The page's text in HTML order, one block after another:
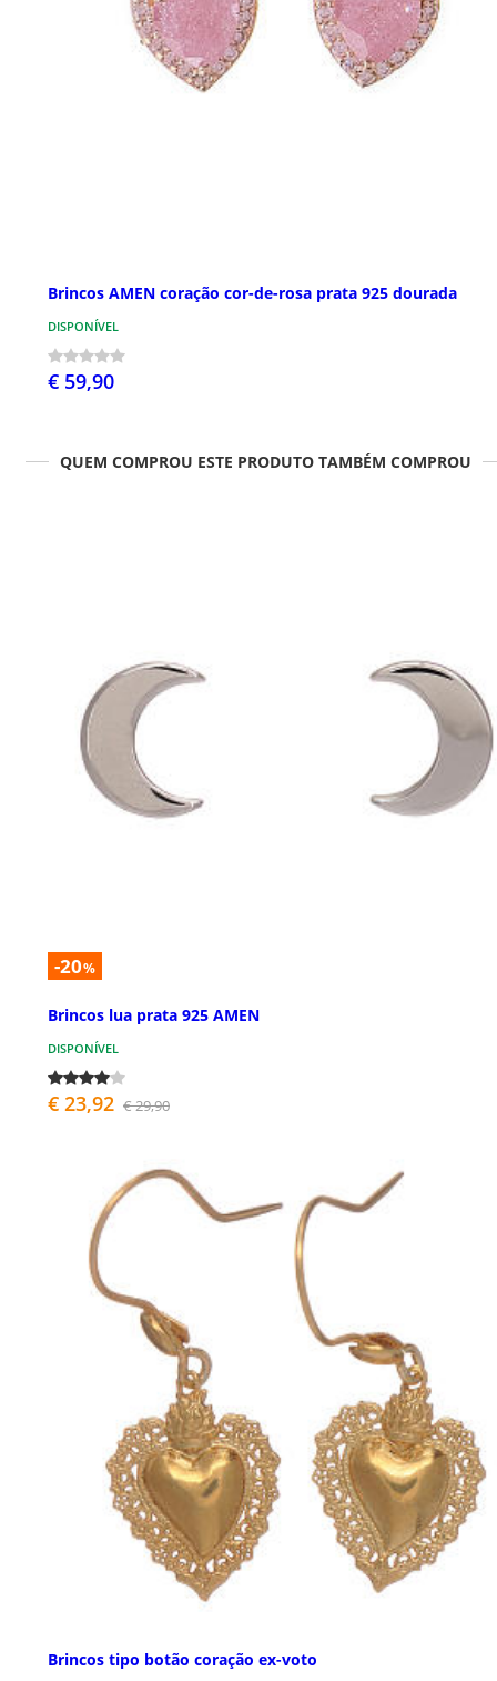
Brincos AMEN coração cor-de-rosa prata 925 dourada
DISPONÍVEL
€ 59,90
QUEM COMPROU ESTE PRODUTO TAMBÉM COMPROU
-20%
Brincos lua prata 925 AMEN
DISPONÍVEL
€ 23,92 € 29,90
Brincos tipo botão coração ex-voto